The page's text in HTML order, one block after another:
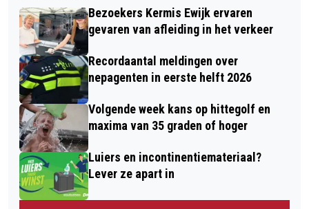
Bezoekers Kermis Ewijk ervaren
gevaren van afleiding in het verkeer
Recordaantal meldingen over
nepagenten in eerste helft 2026
Volgende week kans op hittegolf en
maxima van 35 graden of hoger
Luiers en incontinentiemateriaal?
Lever ze apart in